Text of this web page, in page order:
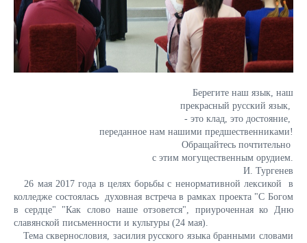
Берегите наш язык, наш
прекрасный русский язык,
- это клад, это достояние,
переданное нам нашими предшественниками!
Обращайтесь почтительно
с этим могущественным орудием.
И. Тургенев
26 мая 2017 года в целях борьбы с ненормативной лексикой в
колледже состоялась духовная встреча в рамках проекта "С Богом
в сердце" "Как слово наше отзовется", приуроченная ко Дню
славянской письменности и культуры (24 мая).
Тема сквернословия, засилия русского языка бранными словами